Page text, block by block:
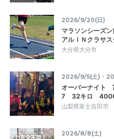
2026/9/20(日)
マラソンシーズ
アルＩＮクラサ
大分県大分市
2026/9/5(土)・
オーバーナイト
7 32キロ
山梨県富士吉田市
2026/8/8(土)